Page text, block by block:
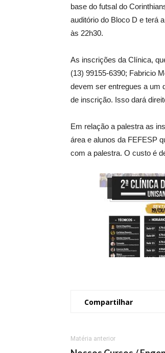
base do futsal do
auditório do Bloco D e terá
às 22h30.
As inscrições da Clínica,
(13) 99155-6390; Fabricio
devem ser entregues a um
de inscrição. Isso dará
Em relação a palestra as
área e alunos da FEFESP
com a palestra. O custo é
Compartilhar
Matéria anterior